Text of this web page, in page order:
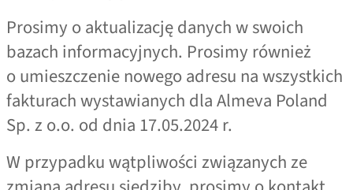
Prosimy o aktualizację danych w swoich
bazach informacyjnych. Prosimy również
o umieszczenie nowego adresu na wszystkich
fakturach wystawianych dla Almeva Poland
Sp. z o.o. od dnia 17.05.2024 r.
W przypadku wątpliwości związanych ze